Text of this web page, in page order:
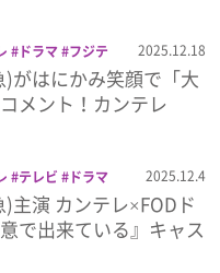
ドラマ
フジテ
ている
草川拓弥
2025.12.18
がはにかみ笑顔で「大
メント！カンテレ
テレビ
ドラマ
草川拓弥 超特急
2025.12.4
主演 カンテレ×FODド
で出来ている』キャス